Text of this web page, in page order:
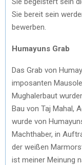
Sie bereit sein
bewerben.
Humayuns Grab
Das Grab von
imposanten
Mughalerbaut
Bau von Taj Mahal,
wurde von
Machthaber, in
der weißen
ist meiner Meinung